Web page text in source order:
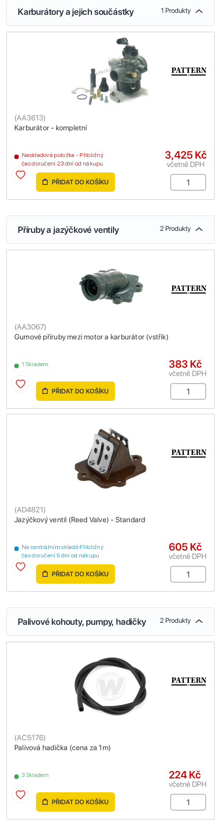
Karburátory a jejich součástky 1 Produkty
Karburátor - kompletní
(AA3613)
Neskladová položka - Přibližný
čas doručení 23 dní od nákupu
3,425 Kč
včetně DPH
PŘIDAT DO KOŠÍKU
Příruby a jazýčkové ventily 2 Produkty
Gumové příruby mezi motor a karburátor (vstřik)
(AA3067)
1 Skladem 383 Kč
včetně DPH
PŘIDAT DO KOŠÍKU
Jazýčkový ventil (Reed Valve) - Standard
(AD4821)
Na centrálním skladě Přibližný
čas doručení 9 dní od nákupu
605 Kč
včetně DPH
PŘIDAT DO KOŠÍKU
Palivové kohouty, pumpy, hadičky 2 Produkty
Palivová hadička (cena za 1m)
(AC5176)
3 Skladem 224 Kč
včetně DPH
PŘIDAT DO KOŠÍKU